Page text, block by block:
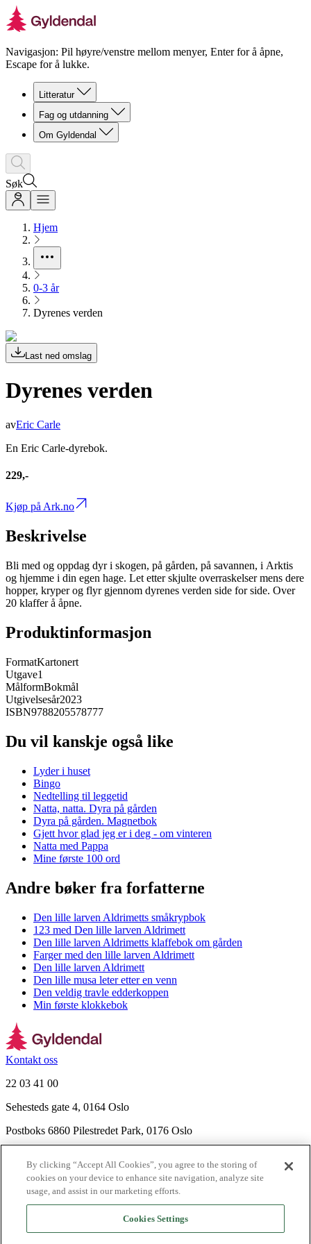
Navigasjon: Pil høyre/venstre mellom menyer, Enter for å åpne,
Escape for å lukke.
Litteratur
Fag og utdanning
Om Gyldendal
Søk
Hjem
0-3 år
Dyrenes verden
Last ned omslag
Dyrenes verden
avEric Carle
En Eric Carle-dyrebok.
229,-
Kjøp på Ark.no
Beskrivelse
Bli med og oppdag dyr i skogen, på gården, på savannen, i Arktis
og hjemme i din egen hage. Let etter skjulte overraskelser mens dere
hopper, kryper og flyr gjennom dyrenes verden side for side. Over
20 klaffer å åpne.
Produktinformasjon
FormatKartonert
Utgave1
MålformBokmål
Utgivelsesår2023
ISBN9788205578777
Du vil kanskje også like
Lyder i huset
Bingo
Nedtelling til leggetid
Natta, natta. Dyra på gården
Dyra på gården. Magnetbok
Gjett hvor glad jeg er i deg - om vinteren
Natta med Pappa
Mine første 100 ord
Andre bøker fra forfatterne
Den lille larven Aldrimetts småkrypbok
123 med Den lille larven Aldrimett
Den lille larven Aldrimetts klaffebok om gården
Farger med den lille larven Aldrimett
Den lille larven Aldrimett
Den lille musa leter etter en venn
Den veldig travle edderkoppen
Min første klokkebok
Kontakt oss
22 03 41 00
Sehesteds gate 4, 0164 Oslo
Postboks 6860 Pilestredet Park, 0176 Oslo
Nyhetsbrev
Ledige stillinger
Send inn manus
By clicking “Accept All Cookies”, you agree to the storing of
cookies on your device to enhance site navigation, analyze site
usage, and assist in our marketing efforts.
Cookies Settings